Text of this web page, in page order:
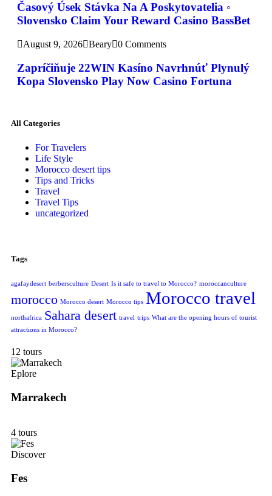
Časový Úsek Stávka Na A Poskytovatelia ◦
Slovensko Claim Your Reward Casino BassBet
August 9, 2026 Beary 0 Comments
Zapríčiňuje 22WIN Kasíno Navrhnúť Plynulý
Kopa Slovensko Play Now Casino Fortuna
All Categories
For Travelers
Life Style
Morocco desert tips
Tips and Tricks
Travel
Travel Tips
uncategorized
Tags
agafaydesert berbersculture Desert Is it safe to travel to Morocco? moroccanculture
morocco Morocco desert Morocco tips Morocco travel
northafrica Sahara desert travel trips What are the opening hours of tourist
attractions in Morocco?
12 tours
Eplore
Marrakech
4 tours
Discover
Fes